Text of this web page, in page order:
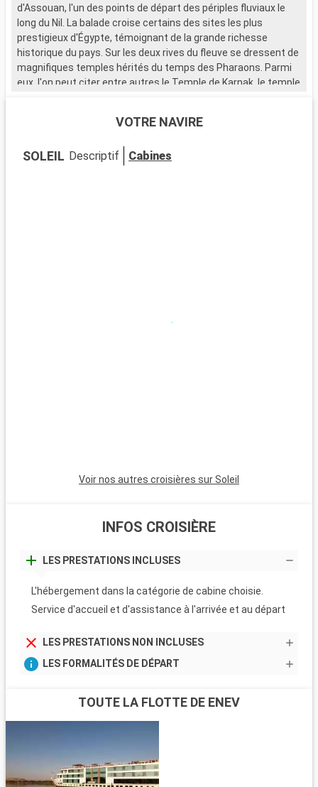
d'Assouan, l'un des points de départ des périples fluviaux le
long du Nil. La balade croise certains des sites les plus
prestigieux d'Égypte, témoignant de la grande richesse
historique du pays. Sur les deux rives du fleuve se dressent de
magnifiques temples hérités du temps des Pharaons. Parmi
eux, l'on peut citer entre autres le Temple de Karnak, le temple
la croisiere Louxor comme les fameuses vallées des Rois et
d'Howard Center. Les amateurs de musée de leur côté seront
VOTRE NAVIRE
SOLEIL Descriptif Cabines
Voir nos autres croisières sur Soleil
INFOS CROISIÈRE
LES PRESTATIONS INCLUSES
L'hébergement dans la catégorie de cabine choisie.
Service d'accueil et d'assistance à l'arrivée et au départ
LES PRESTATIONS NON INCLUSES
LES FORMALITÉS DE DÉPART
TOUTE LA FLOTTE DE ENEV